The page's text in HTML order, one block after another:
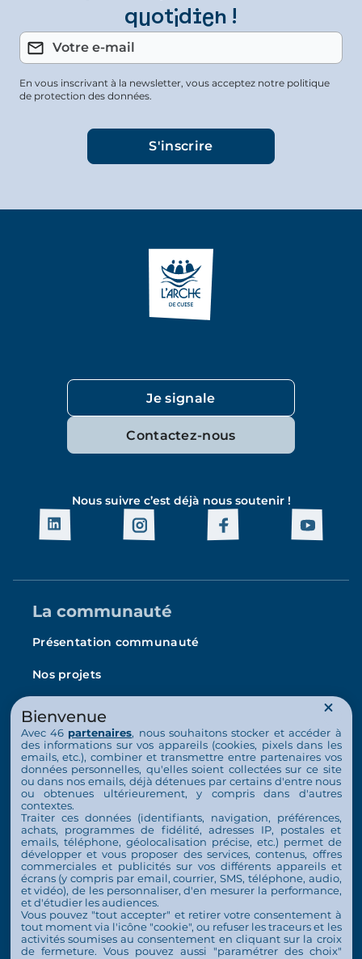
quotidien !
En vous inscrivant à la newsletter, vous acceptez notre politique
de protection des données.
Je signale
Contactez-nous
Nous suivre c’est déjà nous soutenir !
La communauté
Présentation communauté
Nos projets
La vie au quotidien
Nos activités
Nous soutenir
S’engager
Nous soutenir
Contact
Espace Presse
Bienvenue
Avec 46 partenaires, nous souhaitons stocker et accéder à
des informations sur vos appareils (cookies, pixels dans les
emails, etc.), combiner et transmettre entre partenaires vos
données personnelles, qu'elles soient collectées sur ce site
ou dans nos emails, déjà détenues par certains d'entre nous
ou obtenues ultérieurement, y compris dans d'autres
contextes.
Traiter ces données (identifiants, navigation, préférences,
achats, programmes de fidélité, adresses IP, postales et
emails, téléphone, géolocalisation précise, etc.) permet de
développer et vous proposer des services, contenus, offres
commerciales et publicités sur vos différents appareils et
écrans (y compris par email, courrier, SMS, téléphone, audio,
et vidéo), de les personnaliser, d'en mesurer la performance,
et d'étudier les audiences.
Vous pouvez "tout accepter" et retirer votre consentement à
tout moment via l'icône "cookie", ou refuser les traceurs et les
activités soumises au consentement en cliquant sur la croix
de fermeture. Vous pouvez aussi "paramétrer des choix"